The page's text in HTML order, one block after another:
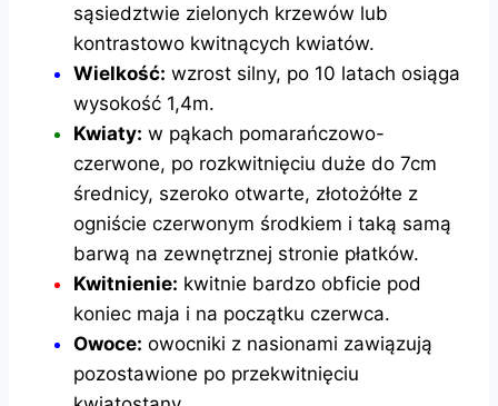
sąsiedztwie zielonych krzewów lub
kontrastowo kwitnących kwiatów.
Wielkość: wzrost silny, po 10 latach osiąga
wysokość 1,4m.
Kwiaty: w pąkach pomarańczowo-
czerwone, po rozkwitnięciu duże do 7cm
średnicy, szeroko otwarte, złotożółte z
ogniście czerwonym środkiem i taką samą
barwą na zewnętrznej stronie płatków.
Kwitnienie: kwitnie bardzo obficie pod
koniec maja i na początku czerwca.
Owoce: owocniki z nasionami zawiązują
pozostawione po przekwitnięciu